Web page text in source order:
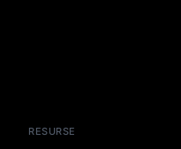
RESURSE